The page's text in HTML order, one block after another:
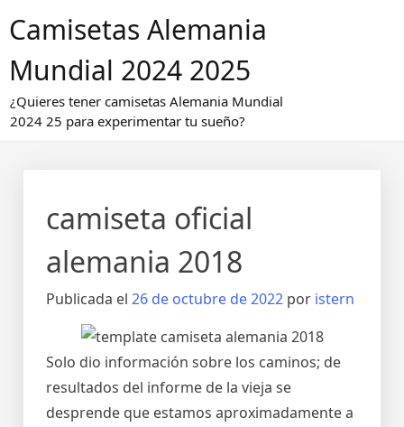
alCamisetas Alemania
Mundial 2024 2025
¿Quieres tener camisetas Alemania Mundial
2024 25 para experimentar tu sueño?
camiseta oficial
alemania 2018
Publicada el 26 de octubre de 2022 por istern
Solo dio información sobre los caminos; de
resultados del informe de la vieja se
desprende que estamos aproximadamente a